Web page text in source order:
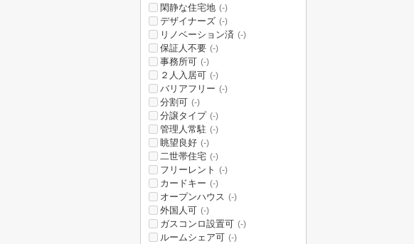
閑静な住宅地 (-)
デザイナーズ (-)
リノベーション済 (-)
保証人不要 (-)
事務所可 (-)
２人入居可 (-)
バリアフリー (-)
分割可 (-)
分譲タイプ (-)
管理人常駐 (-)
眺望良好 (-)
二世帯住宅 (-)
フリーレント (-)
カードキー (-)
オープンハウス (-)
外国人可 (-)
ガスコンロ設置可 (-)
ルームシェア可 (-)